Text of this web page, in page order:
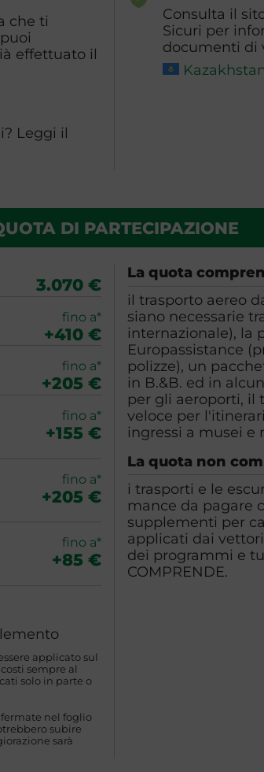
che ti
effettuato il
Leggi il
Consulta il
Sicuri per
documenti di
DI PARTECIPAZIONE
3.070 €
fino a*
+410 €
fino a*
+205 €
fino a*
+155 €
fino a*
+205 €
fino a*
+85 €
applicato sul
sempre al
solo in parte o
nel foglio
subire
sarà
La quota
il trasporto aereo
siano necessarie
internazionale), la
Europassistance
polizze), un
in B.&B. ed in
per gli aeroporti, il
veloce per
ingressi a musei e
La quota non
i trasporti e le
mance da pagare
supplementi per
applicati dai
dei programmi e
COMPRENDE.